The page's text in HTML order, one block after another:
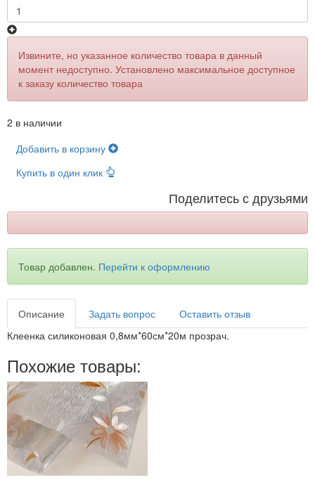
Извините, но указанное количество товара в данный
момент недоступно. Установлено максимальное доступное
к заказу количество товара
2 в наличии
Добавить в корзину
Купить в один клик
Поделитесь с друзьями
Товар добавлен. Перейти к оформлению
Описание Задать вопрос
Оставить отзыв
Клеенка силиконовая 0,8мм*60см*20м прозрач.
Похожие товары: